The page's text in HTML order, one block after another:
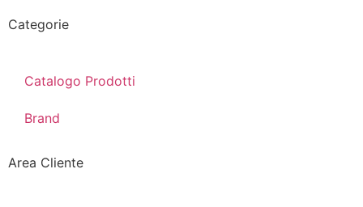
Categorie
Catalogo Prodotti
Brand
Area Cliente